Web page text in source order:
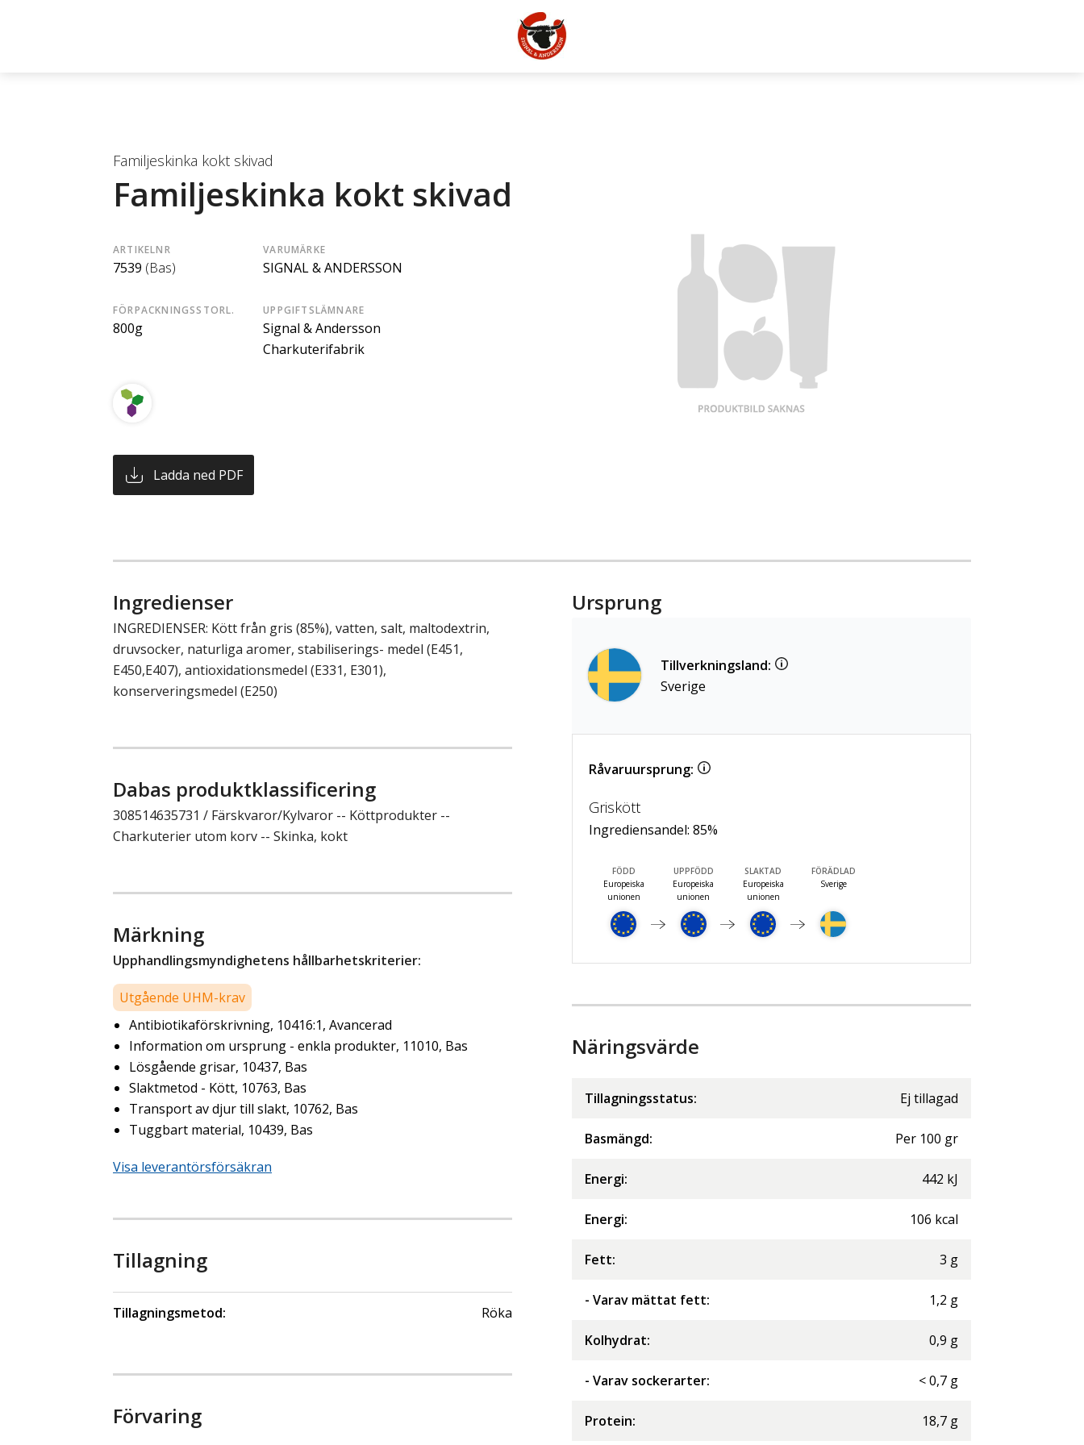
Familjeskinka kokt skivad
Familjeskinka kokt skivad
ARTIKELNR
7539 (Bas)
VARUMÄRKE
SIGNAL & ANDERSSON
FÖRPACKNINGSSTORL.
800g
UPPGIFTSLÄMNARE
Signal & Andersson
Charkuterifabrik
Ladda ned PDF
Ingredienser
INGREDIENSER: Kött från gris (85%), vatten, salt, maltodextrin,
druvsocker, naturliga aromer, stabiliserings- medel (E451,
E450,E407), antioxidationsmedel (E331, E301),
konserveringsmedel (E250)
Dabas produktklassificering
308514635731 / Färskvaror/Kylvaror -- Köttprodukter --
Charkuterier utom korv -- Skinka, kokt
Märkning
Upphandlingsmyndighetens hållbarhetskriterier:
Utgående UHM-krav
Antibiotikaförskrivning, 10416:1, Avancerad
Information om ursprung - enkla produkter, 11010, Bas
Lösgående grisar, 10437, Bas
Slaktmetod - Kött, 10763, Bas
Transport av djur till slakt, 10762, Bas
Tuggbart material, 10439, Bas
Visa leverantörsförsäkran
Tillagning
Tillagningsmetod: Röka
Förvaring
Ursprung
Tillverkningsland:
Sverige
Råvaruursprung:
Griskött
Ingrediensandel: 85%
FÖDD
Europeiska
unionen
UPPFÖDD
Europeiska
unionen
SLAKTAD
Europeiska
unionen
FÖRÄDLAD
Sverige
Näringsvärde
Tillagningsstatus: Ej tillagad
Basmängd: Per 100 gr
Energi: 442 kJ
Energi: 106 kcal
Fett: 3 g
- Varav mättat fett: 1,2 g
Kolhydrat: 0,9 g
- Varav sockerarter: <0,7 g
Protein: 18,7 g